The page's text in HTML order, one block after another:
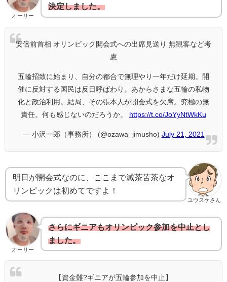
オーリー
決定しました。
安倍前首相 オリンピック開会式への出席見送り 無観客など考
慮
五輪招致に始まり、自分の都合で無理やり一年だけ延期。開
催に反対する国民は反日呼ばわり。あからさまな五輪の私物
化と政治利用。結局、その張本人が開会式を欠席。究極の無
責任。何も感じないのだろうか。 https://t.co/JoYyNtWkKu
— 小沢一郎（事務所） (@ozawa_jimusho) July 21, 2021
ユウスケさん
明日が開会式なのに、ここまで滅茶苦茶なオ
リンピックは初めてですよ！
オーリー
さらにギニアもオリンピック参加を中止とし
ました。
【資金難?ギニアが五輪参加を中止】